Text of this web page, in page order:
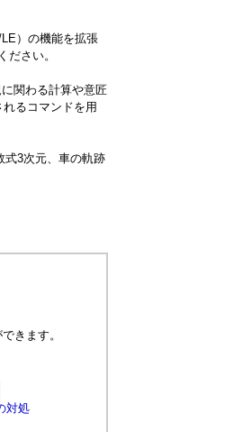
）の機能を拡張
さい。
関わる計算や意匠
るコマンドを用
式3次元、車の軌跡
きます。
対処